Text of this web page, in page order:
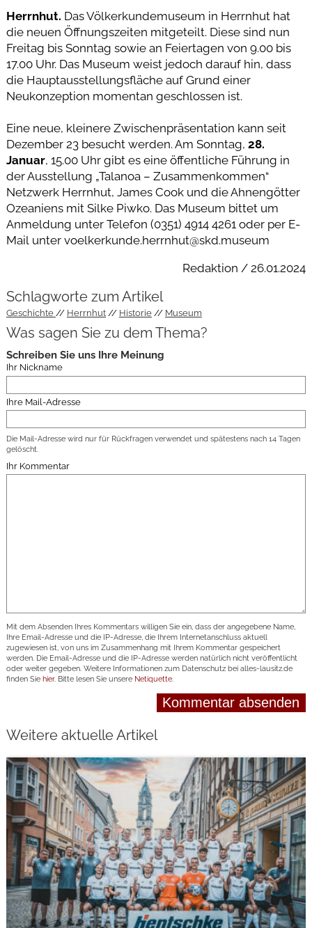
Herrnhut. Das Völkerkundemuseum in Herrnhut hat
die neuen Öffnungszeiten mitgeteilt. Diese sind nun
Freitag bis Sonntag sowie an Feiertagen von 9.00 bis
17.00 Uhr. Das Museum weist jedoch darauf hin, dass
die Hauptausstellungsfläche auf Grund einer
Neukonzeption momentan geschlossen ist.
Eine neue, kleinere Zwischenpräsentation kann seit
Dezember 23 besucht werden. Am Sonntag, 28.
Januar, 15.00 Uhr gibt es eine öffentliche Führung in
der Ausstellung „Talanoa – Zusammenkommen“
Netzwerk Herrnhut, James Cook und die Ahnengötter
Ozeaniens mit Silke Piwko. Das Museum bittet um
Anmeldung unter Telefon (0351) 4914 4261 oder per E-
Mail unter voelkerkunde.herrnhut@skd.museum
Redaktion / 26.01.2024
Schlagworte zum Artikel
Geschichte Herrnhut Historie Museum
Was sagen Sie zu dem Thema?
Schreiben Sie uns Ihre Meinung
Ihr Nickname
Ihre Mail-Adresse
Die Mail-Adresse wird nur für Rückfragen verwendet und spätestens nach 14 Tagen
gelöscht.
Ihr Kommentar
Mit dem Absenden Ihres Kommentars willigen Sie ein, dass der angegebene Name,
Ihre Email-Adresse und die IP-Adresse, die Ihrem Internetanschluss aktuell
zugewiesen ist, von uns im Zusammenhang mit Ihrem Kommentar gespeichert
werden. Die Email-Adresse und die IP-Adresse werden natürlich nicht veröffentlicht
oder weiter gegeben. Weitere Informationen zum Datenschutz bei alles-lausitz.de
finden Sie hier. Bitte lesen Sie unsere Netiquette.
Weitere aktuelle Artikel
weiterlesen